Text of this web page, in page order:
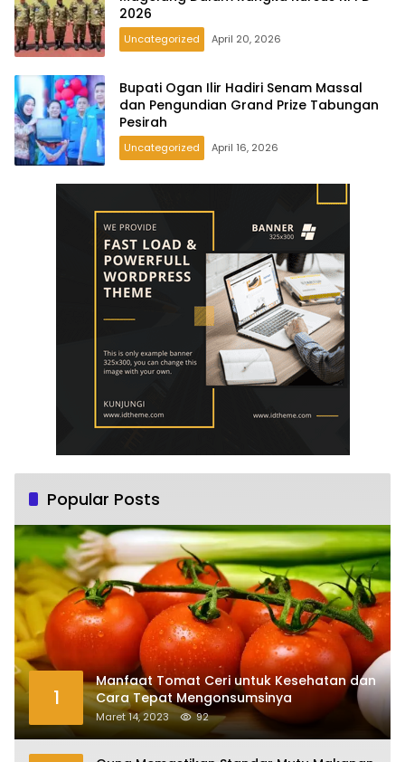
2026
Uncategorized April 20, 2026
Bupati Ogan Ilir Hadiri Senam Massal
dan Pengundian Grand Prize Tabungan
Pesirah
Uncategorized April 16, 2026
Popular Posts
1
Manfaat Tomat Ceri untuk Kesehatan dan
Cara Tepat Mengonsumsinya
Maret 14, 2023 92